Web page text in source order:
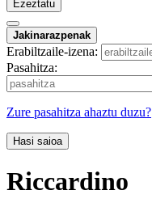
Ezeztatu
Jakinarazpenak
Erabiltzaile-izena:
Pasahitza:
Zure pasahitza ahaztu duzu?
Hasi saioa
Riccardino